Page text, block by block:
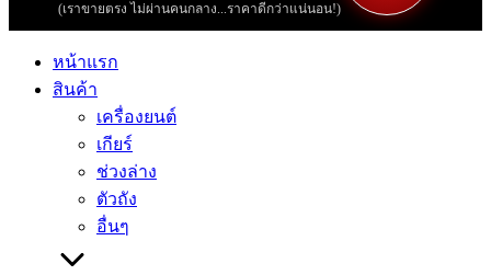
(เราขายตรง ไม่ผ่านคนกลาง...ราคาดีกว่าแน่นอน!)
หน้าแรก
สินค้า
เครื่องยนต์
เกียร์
ช่วงล่าง
ตัวถัง
อื่นๆ